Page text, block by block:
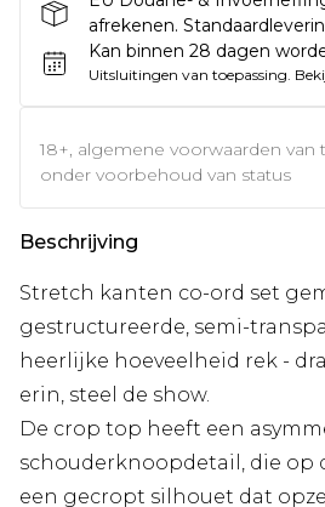
afrekenen.
Kan binnen 28 dagen
Uitsluitingen van toepassing.
18+, algemene voorwaarden van
onder voorbehoud van status
Beschrijving
Stretch kanten co-ord set
gestructureerde, semi-
heerlijke hoeveelheid rek -
erin, steel de show.
De crop top heeft een
schouderknoopdetail, die op
een gecropt silhouet dat